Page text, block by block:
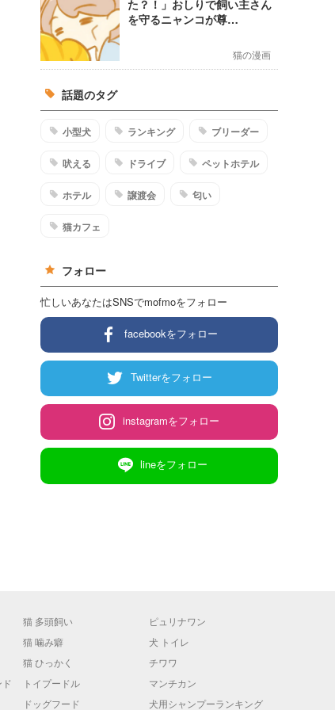
た？！」おしりで飼い主さん
を守るニャンコが尊…
猫の漫画
話題のタグ
小型犬 ランキング ブリーダー
吠える ドライブ ペットホテル
ホテル 譲渡会 匂い
猫カフェ
フォロー
忙しいあなたはSNSでmofmoをフォロー
facebookをフォロー
Twitterをフォロー
instagramをフォロー
lineをフォロー
猫 多頭飼い
ピュリナワン
猫 噛み癖
犬 トイレ
猫 ひっかく
チワワ
トイプードル
マンチカン
ドッグフード 犬用シャンプーランキング